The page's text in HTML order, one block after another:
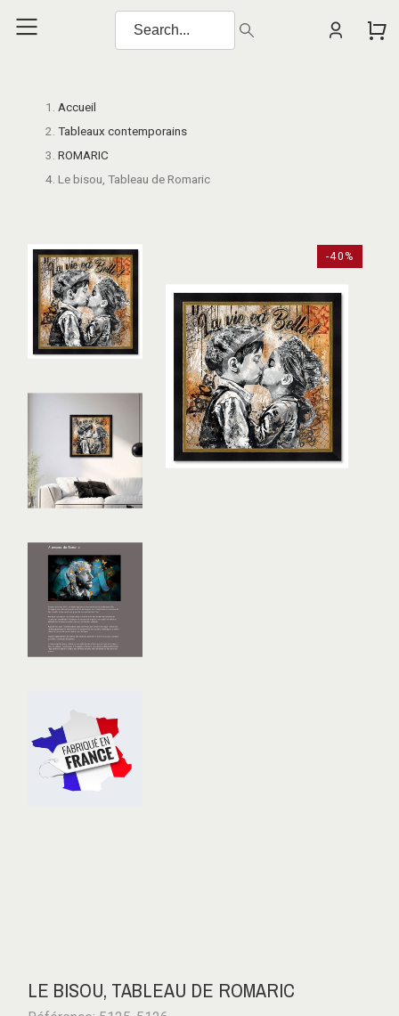
Accueil
Tableaux contemporains
ROMARIC
Le bisou, Tableau de Romaric
-40%
LE BISOU, TABLEAU DE ROMARIC